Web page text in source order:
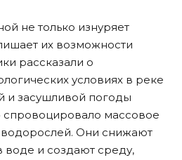
не только изнуряет
их возможности
рассказали о
условиях в реке
и засушливой погоды
массовое
Они снижают
воде и создают среду,